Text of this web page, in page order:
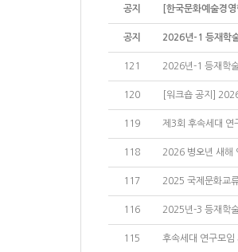
공지 [한국문화예술경
공지 2026년-1 등재학술
121 2026년-1 등재학술
120 [워크숍 공지]
119 제3회 후속세대 연
118 2026 병오년 새해
117 2025 국제문화교
116 2025년-3 등재학술
115 후속세대 연구모임